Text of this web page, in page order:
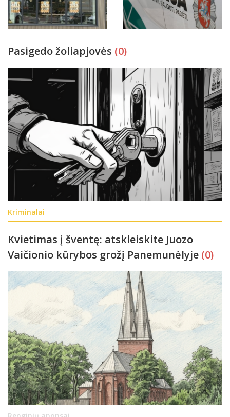
Pasigedo žoliapjovės (0)
Kriminalai
Kvietimas į šventę: atskleiskite Juozo
Vaičionio kūrybos grožį Panemunėlyje (0)